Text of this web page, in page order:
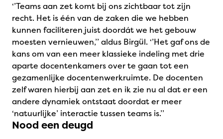
‘’Teams aan zet komt bij ons zichtbaar tot zijn
recht. Het is één van de zaken die we hebben
kunnen faciliteren juist doordát we het gebouw
moesten vernieuwen,’’ aldus Birgül. ‘’Het gaf ons de
kans om van een meer klassieke indeling met drie
aparte docentenkamers over te gaan tot een
gezamenlijke docentenwerkruimte. De docenten
zelf waren hierbij aan zet en ik zie nu al dat er een
andere dynamiek ontstaat doordat er meer
‘natuurlijke’ interactie tussen teams is.’’
Nood een deugd